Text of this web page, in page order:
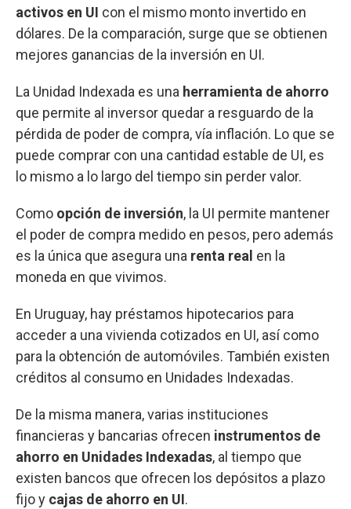
activos en UI con el mismo monto invertido en
dólares. De la comparación, surge que se obtienen
mejores ganancias de la inversión en UI.
La Unidad Indexada es una herramienta de ahorro
que permite al inversor quedar a resguardo de la
pérdida de poder de compra, vía inflación. Lo que se
puede comprar con una cantidad estable de UI, es
lo mismo a lo largo del tiempo sin perder valor.
Como opción de inversión, la UI permite mantener
el poder de compra medido en pesos, pero además
es la única que asegura una renta real en la
moneda en que vivimos.
En Uruguay, hay préstamos hipotecarios para
acceder a una vivienda cotizados en UI, así como
para la obtención de automóviles. También existen
créditos al consumo en Unidades Indexadas.
De la misma manera, varias instituciones
financieras y bancarias ofrecen instrumentos de
ahorro en Unidades Indexadas, al tiempo que
existen bancos que ofrecen los depósitos a plazo
fijo y cajas de ahorro en UI.